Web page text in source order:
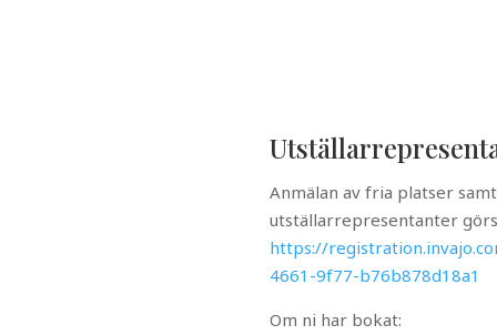
Anmälan av fria platser
utställarrepresentanter
https://
4661-9f77-b76b878d18a1
Om ni har bokat: